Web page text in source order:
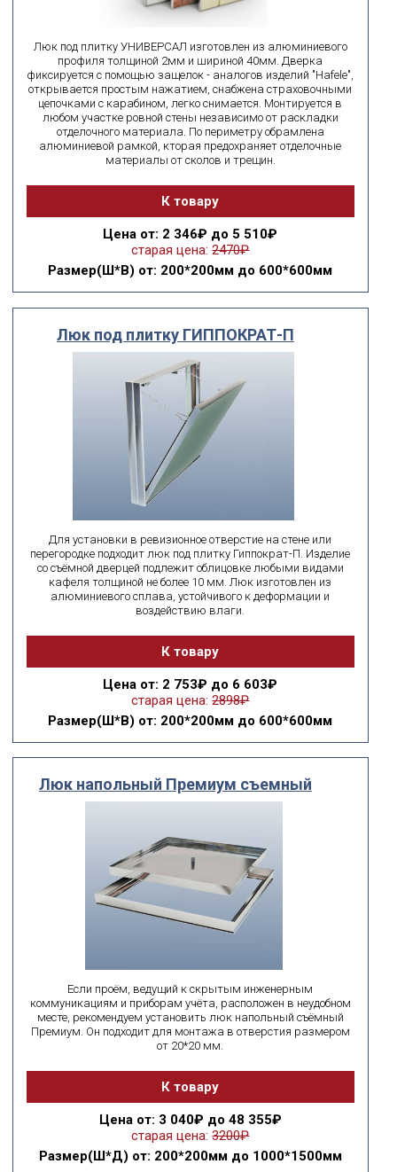
Люк под плитку УНИВЕРСАЛ изготовлен из алюминиевого
профиля толщиной 2мм и шириной 40мм. Дверка
фиксируется с помощью защелок - аналогов изделий "Hafele",
открывается простым нажатием, снабжена страховочными
цепочками с карабином, легко снимается. Монтируется в
любом участке ровной стены независимо от раскладки
отделочного материала. По периметру обрамлена
алюминиевой рамкой, кторая предохраняет отделочные
материалы от сколов и трещин.
К товару
Цена от: 2 346₽ до 5 510₽
старая цена: 2470₽
Размер(Ш*В) от: 200*200мм до 600*600мм
Люк под плитку ГИППОКРАТ-П
Для установки в ревизионное отверстие на стене или
перегородке подходит люк под плитку Гиппократ-П. Изделие
со съёмной дверцей подлежит облицовке любыми видами
кафеля толщиной не более 10 мм. Люк изготовлен из
алюминиевого сплава, устойчивого к деформации и
воздействию влаги.
К товару
Цена от: 2 753₽ до 6 603₽
старая цена: 2898₽
Размер(Ш*В) от: 200*200мм до 600*600мм
Люк напольный Премиум съемный
Если проём, ведущий к скрытым инженерным
коммуникациям и приборам учёта, расположен в неудобном
месте, рекомендуем установить люк напольный съёмный
Премиум. Он подходит для монтажа в отверстия размером
от 20*20 мм.
К товару
Ценаот: 3 040₽ до 48 355₽
старая цена: 3200₽
Размер(Ш*Д) от: 200*200мм до 1000*1500мм